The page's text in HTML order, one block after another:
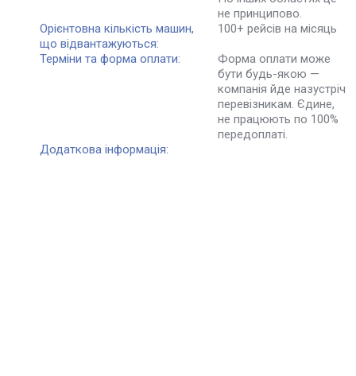
не принципово.
Орієнтовна кількість машин,
що відвантажуються:
100+ рейсів на місяць
Терміни та форма оплати:
Форма оплати може
бути будь-якою —
компанія йде назустріч
перевізникам. Єдине,
не працюють по 100%
передоплаті.
Додаткова інформація: